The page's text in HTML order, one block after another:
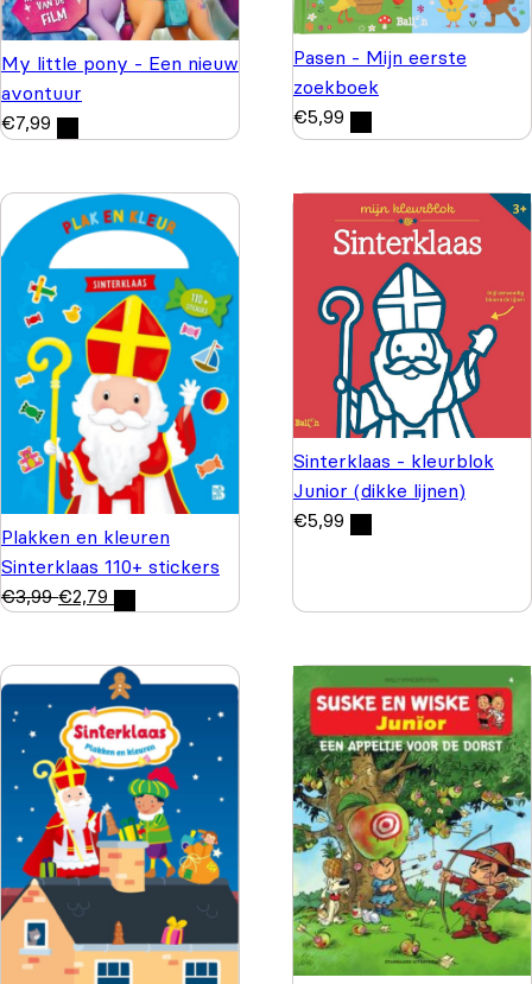
My little pony - Een nieuw
avontuur
€7,99
Pasen - Mijn eerste
zoekboek
€5,99
Plakken en kleuren
Sinterklaas 110+ stickers
€3,99 €2,79
Sinterklaas - kleurblok
Junior (dikke lijnen)
€5,99